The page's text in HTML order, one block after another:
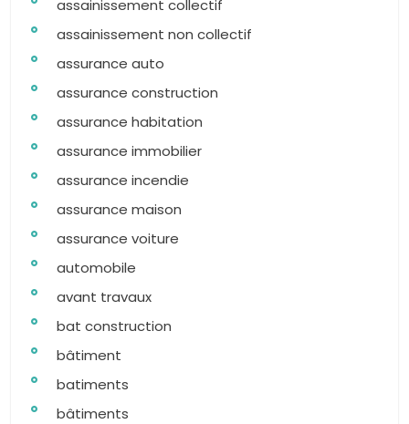
assainissement collectif
assainissement non collectif
assurance auto
assurance construction
assurance habitation
assurance immobilier
assurance incendie
assurance maison
assurance voiture
automobile
avant travaux
bat construction
bâtiment
batiments
bâtiments